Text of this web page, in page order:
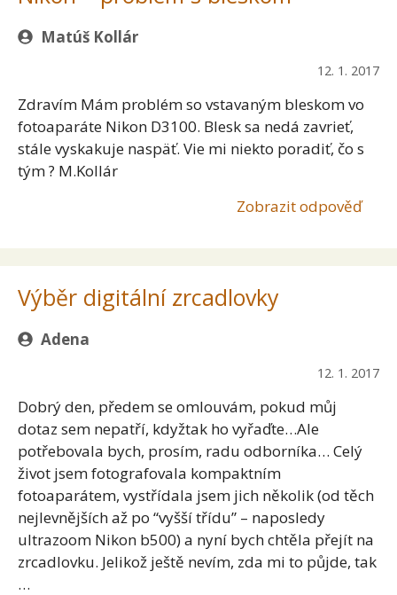
Matúš Kollár
12. 1. 2017
Zdravím Mám problém so vstavaným bleskom vo
fotoaparáte Nikon D3100. Blesk sa nedá zavrieť,
stále vyskakuje naspäť. Vie mi niekto poradiť, čo s
tým ? M.Kollár
Zobrazit odpověď
Výběr digitální zrcadlovky
Adena
12. 1. 2017
Dobrý den, předem se omlouvám, pokud můj
dotaz sem nepatří, kdyžtak ho vyřaďte…Ale
potřebovala bych, prosím, radu odborníka… Celý
život jsem fotografovala kompaktním
fotoaparátem, vystřídala jsem jich několik (od těch
nejlevnějších až po “vyšší třídu” – naposledy
ultrazoom Nikon b500) a nyní bych chtěla přejít na
zrcadlovku. Jelikož ještě nevím, zda mi to půjde, tak
…